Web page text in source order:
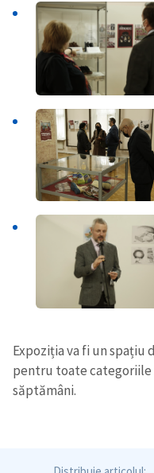
Expoziția va fi un spațiu
pentru toate categoriile
săptămâni.